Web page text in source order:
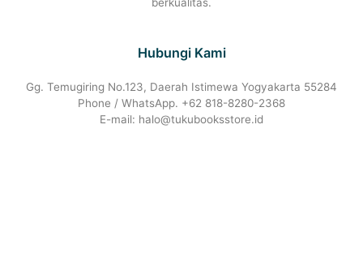
Hubungi Kami
Gg. Temugiring No.123, Daerah Istimewa Yogyakarta 55284
Phone / WhatsApp. +62 818-8280-2368
E-mail: halo@tukubooksstore.id